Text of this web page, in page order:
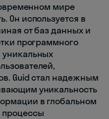
мире
Он используется в
от баз данных и
программного
Guid стал надежным
уникальность
в глобальном